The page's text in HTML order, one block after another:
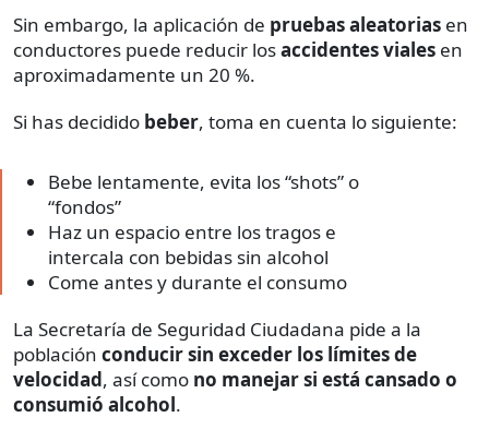
Sin embargo, la aplicación de pruebas aleatorias en
conductores puede reducir losaccidentes viales en
aproximadamente un 20 %.
Si has decidido beber, toma en cuenta lo siguiente:
Bebe lentamente, evita los “shots” o
“fondos”
Haz un espacio entre los tragos e
intercala con bebidas sin alcohol
Come antes y durante el consumo
La Secretaría de Seguridad Ciudadana pide a la
población conducir sin exceder los límites de
velocidad, así como no manejar si está cansado o
consumió alcohol.